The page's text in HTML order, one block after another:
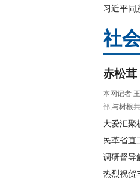
习近平同
社
赤松茸
本网记者
部,与树根
大爱汇聚
民革省直
调研督导
热烈祝贺